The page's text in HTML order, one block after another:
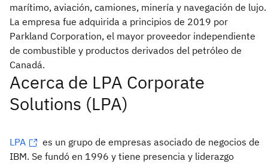
marítimo, aviación, camiones, minería y navegación de lujo.
La empresa fue adquirida a principios de 2019 por
Parkland Corporation, el mayor proveedor independiente
de combustible y productos derivados del petróleo de
Canadá.
Acerca de LPA Corporate
Solutions (LPA)
LPA
es un grupo de empresas asociado de negocios de
IBM. Se fundó en 1996 y tiene presencia y liderazgo